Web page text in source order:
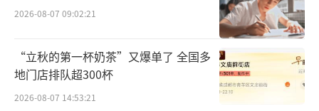
2026-08-07 09:02:21
“立秋的第一杯奶茶”又爆单了 全国多
地门店排队超300杯
2026-08-07 14:53:21